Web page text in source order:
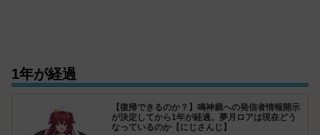
1年が経過
【復帰できるのか？】鳴神裁への発信者情報開示
が決定してから1年が経過。夢月ロアは現在どう
なっているのか【にじさんじ】